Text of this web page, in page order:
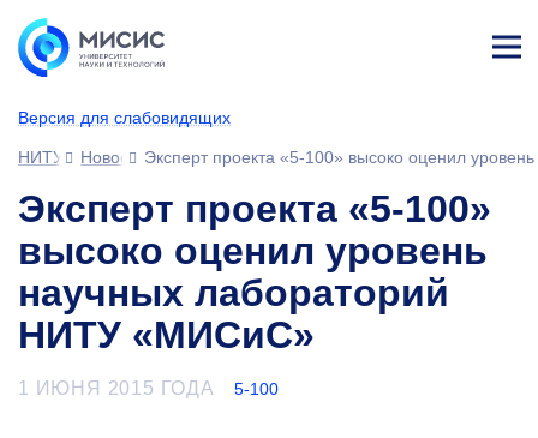
Версия для слабовидящих
ине
НИТУ МИСИС
НовостиЭксперт проекта «5-100» высоко оценил
Эксперт проекта «5-100»
высоко оценил уровень
научных лабораторий
НИТУ «МИСиС»
1 ИЮНЯ 2015 ГОДА 5-100